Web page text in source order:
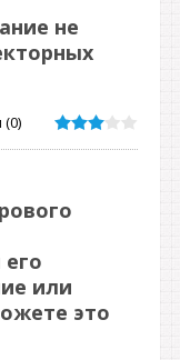
не
или
это